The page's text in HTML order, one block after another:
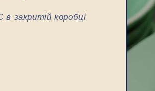
в закритій коробціНе передзвонювати,